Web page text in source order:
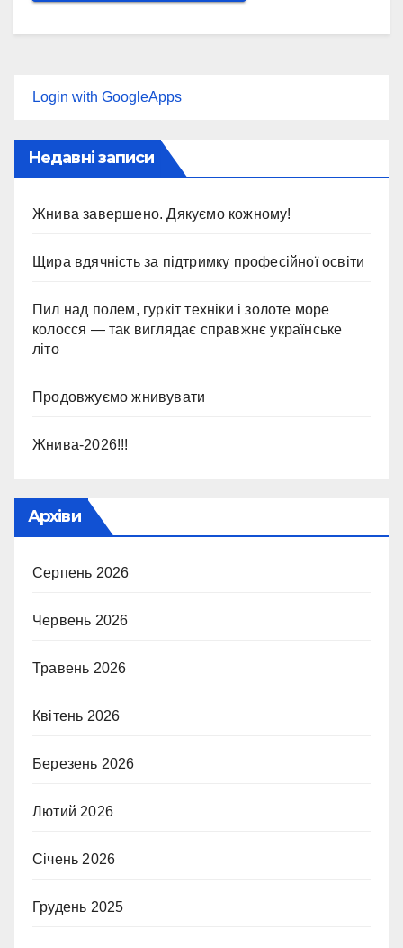
Login with GoogleApps
Недавні записи
Жнива завершено. Дякуємо кожному!
Щира вдячність за підтримку професійної освіти
Пил над полем, гуркіт техніки і золоте море
колосся — так виглядає справжнє українське
літо
Продовжуємо жнивувати
Жнива-2026!!!
Архіви
Серпень 2026
Червень 2026
Травень 2026
Квітень 2026
Березень 2026
Лютий 2026
Січень 2026
Грудень 2025